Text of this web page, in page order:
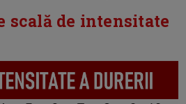
scală de intensitate